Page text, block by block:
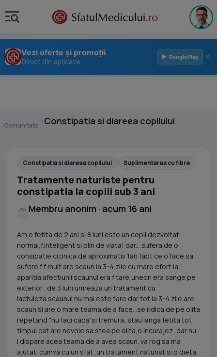
Vezi oferte și promoții
Direct din aplicație
▶ GooglePlay ×
Comunitate Constipatia si diareea copilului
Constipatia si diareea copilului Suplimentarea cu fibre
Tratamente naturiste pentru
constipatia la copiii sub 3 ani
Membru anonim · acum 16 ani
Am o fetita de 2 ani si 8 luni.este un copil dezvoltat
normal,f.inteligent si plin de viata! dar... sufera de o
consipatie cronica de aproximativ 1an fapt ce o face sa
sufere f f mult.are scaun la 3-4 zile cu mare efort.la
aparitia afectiunii scaunul era f tare,uneori era sange pe
exterior . de 3 luni urmeaza un tratament cu
lactuloza.scaunul nu mai este tare dar tot la 3-4 zile are
scaun si are o mare teama de a face...se ridica de pe olita
repetand "nu faci caca"si tremura, stau langa fetita tot
timpul cat are nevoie sa stea pe olita,o incurajez ,dar nu-
i dispare acea teama de a avea scaun. va rog sa ma
ajutati cumva cu un sfat ,un tratament naturist si o dieta